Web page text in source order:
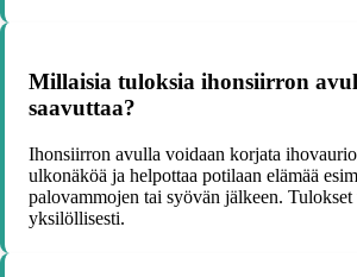
Millaisia tuloksia ihonsiirron
saavuttaa?
Ihonsiirron avulla voidaan korjata
ulkonäköä ja helpottaa potilaan elämää
palovammojen tai syövän jälkeen.
yksilöllisesti.